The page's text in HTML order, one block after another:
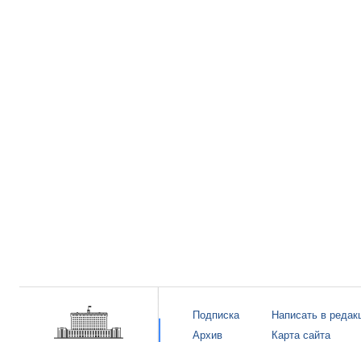
Подписка
Архив
Написать в
Карта сайта